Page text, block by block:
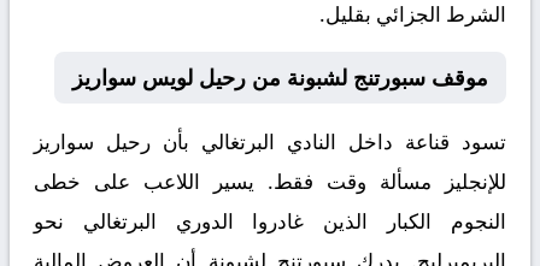
الشرط الجزائي بقليل.
موقف سبورتنج لشبونة من رحيل لويس سواريز
تسود قناعة داخل النادي البرتغالي بأن رحيل سواريز
للإنجليز مسألة وقت فقط. يسير اللاعب على خطى
النجوم الكبار الذين غادروا الدوري البرتغالي نحو